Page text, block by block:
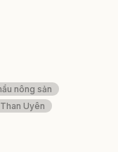
nông sản
Uyên